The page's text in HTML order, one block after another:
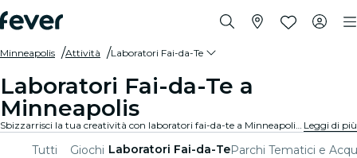
Minneapolis Attività Laboratori Fai-da-Te
Laboratori Fai-da-Te a
Minneapolis
Sbizzarrisci la tua creatività con laboratori fai-da-te a Minneapolis. Impara nuove abilità, crea oggetti unici e connettiti con persone che la pensano come te in un ambiente accogliente. Leggi di più
Tutti Giochi Laboratori Fai-da-TeParchi Tematici e